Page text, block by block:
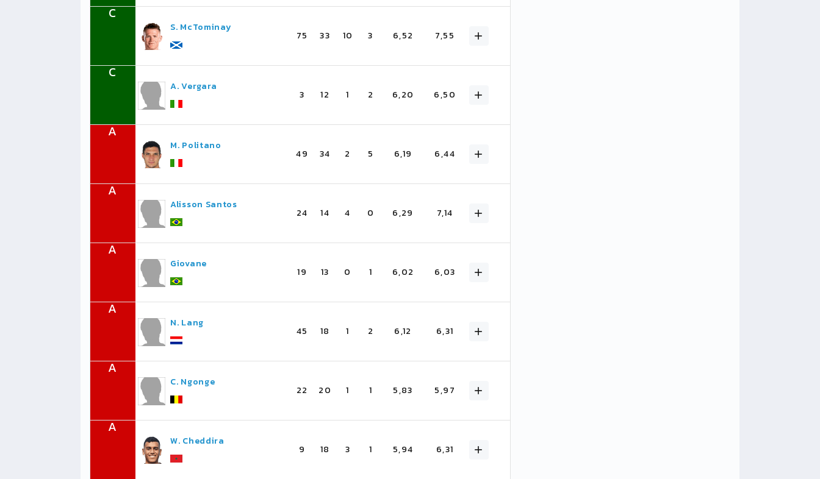
C
S. McTominay
75 33 10 3 6,52 7,55
C
A. Vergara
3 12 1 2 6,20 6,50
A
M. Politano
49 34 2 5 6,19 6,44
A
Alisson Santos
24 14 4 0 6,29 7,14
A
Giovane
19 13 0 1 6,02 6,03
A
N. Lang
45 18 1 2 6,12 6,31
A
C. Ngonge
22 20 1 1 5,83 5,97
A
W. Cheddira
9 18 3 1 5,94 6,31